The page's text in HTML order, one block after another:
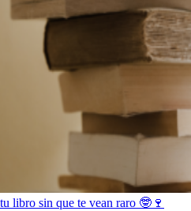
libro sin que te vean raro 🤓🍷